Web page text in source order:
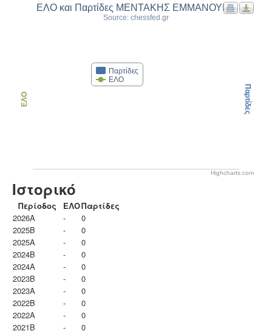
ΕΛΟ και Παρτίδες ΜΕΝΤΑΚΗΣ ΕΜΜΑΝΟΥΗΛ
Source: chessfed.gr
Παρτίδες
ΕΛΟ
ΕΛΟ Παρτίδες
Highcharts.com
Ιστορικό
Περίοδος ΕΛΟΠαρτίδες
2026A
-
0
2025B
-
0
2025A
-
0
2024B
-
0
2024A
-
0
2023B
-
0
2023Α
-
0
2022B
-
0
2022A
-
0
2021B
- 0